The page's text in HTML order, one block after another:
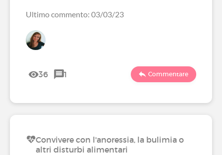
Ultimo commento: 03/03/23
36 1 Commentare
Convivere con l'anoressia, la bulimia o
altri disturbi alimentari